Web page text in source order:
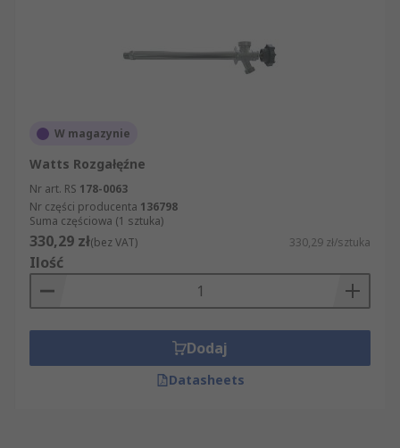
W magazynie
Watts Rozgałęźne
Nr art. RS 178-0063
Nr części producenta 136798
Suma częściowa (1 sztuka)
330,29 zł(bez VAT) 330,29 zł/sztuka
Ilość
Dodaj
Datasheets